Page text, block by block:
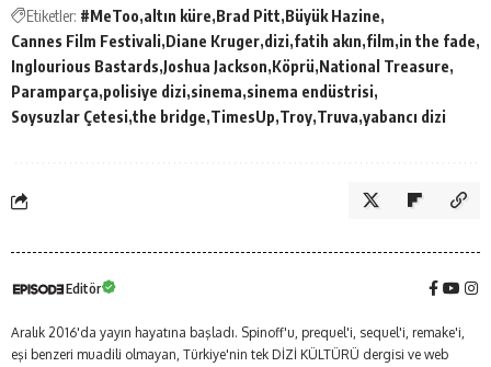
Etiketler: #MeToo altın küre Brad Pitt Büyük Hazine
Cannes Film Festivali Diane Kruger dizi fatih akın film in the fade
Inglourious Bastards Joshua Jackson Köprü National Treasure
Paramparça polisiye dizi sinema sinema endüstrisi
Soysuzlar Çetesi the bridge TimesUp Troy Truva yabancı dizi
Editör
Aralık 2016'da yayın hayatına başladı. Spinoff'u, prequel'i, sequel'i, remake'i,
eşi benzeri muadili olmayan, Türkiye'nin tek DİZİ KÜLTÜRÜ dergisi ve web